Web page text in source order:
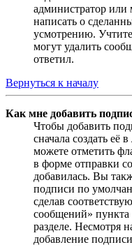
администратор или
написать о
усмотрению.
могут удалить
ответил.
Вернуться к началу
Как мне добавить
Чтобы добавить
сначала создать её
можете отметить
в форме отправки
добавилась. Вы
подписи по
сделав
сообщений»
разделе. Несмотря
добавление